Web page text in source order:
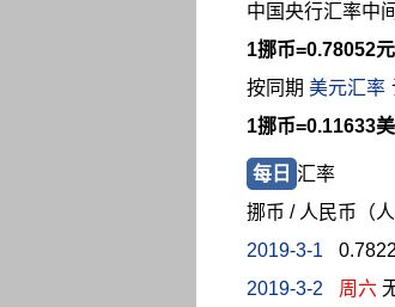
中国央行汇率中
1挪币=0.78052
按同期 美元汇率
1挪币=0.11633
每日 汇率
挪币 / 人民币（人
2019-3-1
2019-3-2
周六